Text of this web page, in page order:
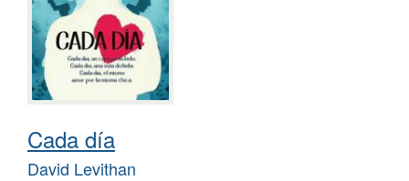
Cada día
David Levithan